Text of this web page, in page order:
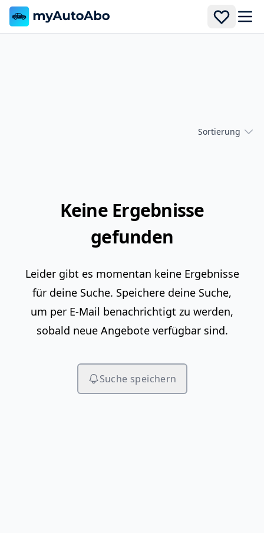
Sortierung
Keine Ergebnisse
gefunden
Leider gibt es momentan keine Ergebnisse
für deine Suche. Speichere deine Suche,
um per E-Mail benachrichtigt zu werden,
sobald neue Angebote verfügbar sind.
Suche speichern